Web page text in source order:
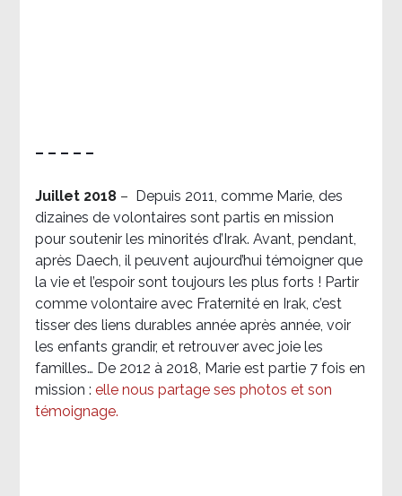
– – – – –
Juillet 2018 –
Depuis 2011, comme Marie, des
dizaines de volontaires sont partis en mission
pour soutenir les minorités d’Irak. Avant, pendant,
après Daech, il peuvent aujourd’hui témoigner que
la vie et l’espoir sont toujours les plus forts ! Partir
comme volontaire avec Fraternité en Irak, c’est
tisser des liens durables année après année, voir
les enfants grandir, et retrouver avec joie les
familles… De 2012 à 2018, Marie est partie 7 fois en
mission : elle nous partage ses photos et son
témoignage.